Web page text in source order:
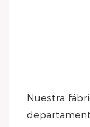
Nuestra